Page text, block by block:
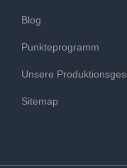
Blog
Punkteprogramm
Unsere
Sitemap